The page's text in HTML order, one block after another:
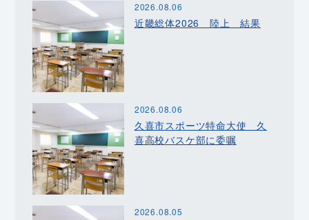
2026.08.06
近畿総体2026 陸上 結果
2026.08.06
久喜市スポーツ特命大使 久
喜高校バスケ部に委嘱
2026.08.05